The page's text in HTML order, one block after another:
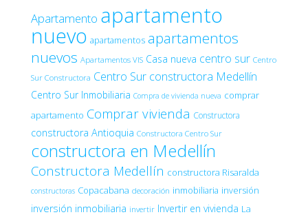
Apartamento apartamento
nuevo apartamentos apartamentos
nuevos Apartamentos VIS Casa nueva centro sur Centro
Sur Constructora Centro Sur constructora Medellín
Centro Sur Inmobiliaria Compra de vivienda nueva comprar
apartamento Comprar vivienda Constructora
constructora Antioquia Constructora Centro Sur
constructora en Medellín
Constructora Medellín constructora Risaralda
constructoras Copacabana decoración inmobiliaria inversión
inversión inmobiliaria invertir Invertir en vivienda La